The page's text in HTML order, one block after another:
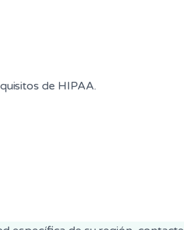
de HIPAA.